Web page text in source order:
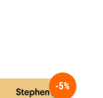
-5%